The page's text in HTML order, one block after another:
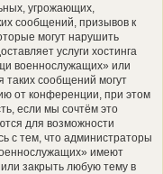
угрожающих,
сообщений, призывов к
могут нарушить
услуги хостинга
военнослужащих» или
сообщений могут
от конференции, при этом
если мы сочтём это
для возможности
с тем, что администраторы
имеют
закрыть любую тему в